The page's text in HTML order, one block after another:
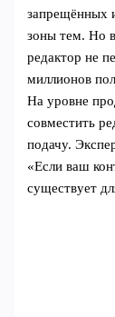
запрещённых
зоны тем. Но
редактор не
миллионов
На уровне
совместить
подачу.
«Если ваш
существует